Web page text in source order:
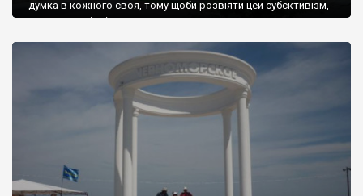
думка в кожного своя, тому щоби розвіяти цей субєктивізм,
запрошую відвідати це